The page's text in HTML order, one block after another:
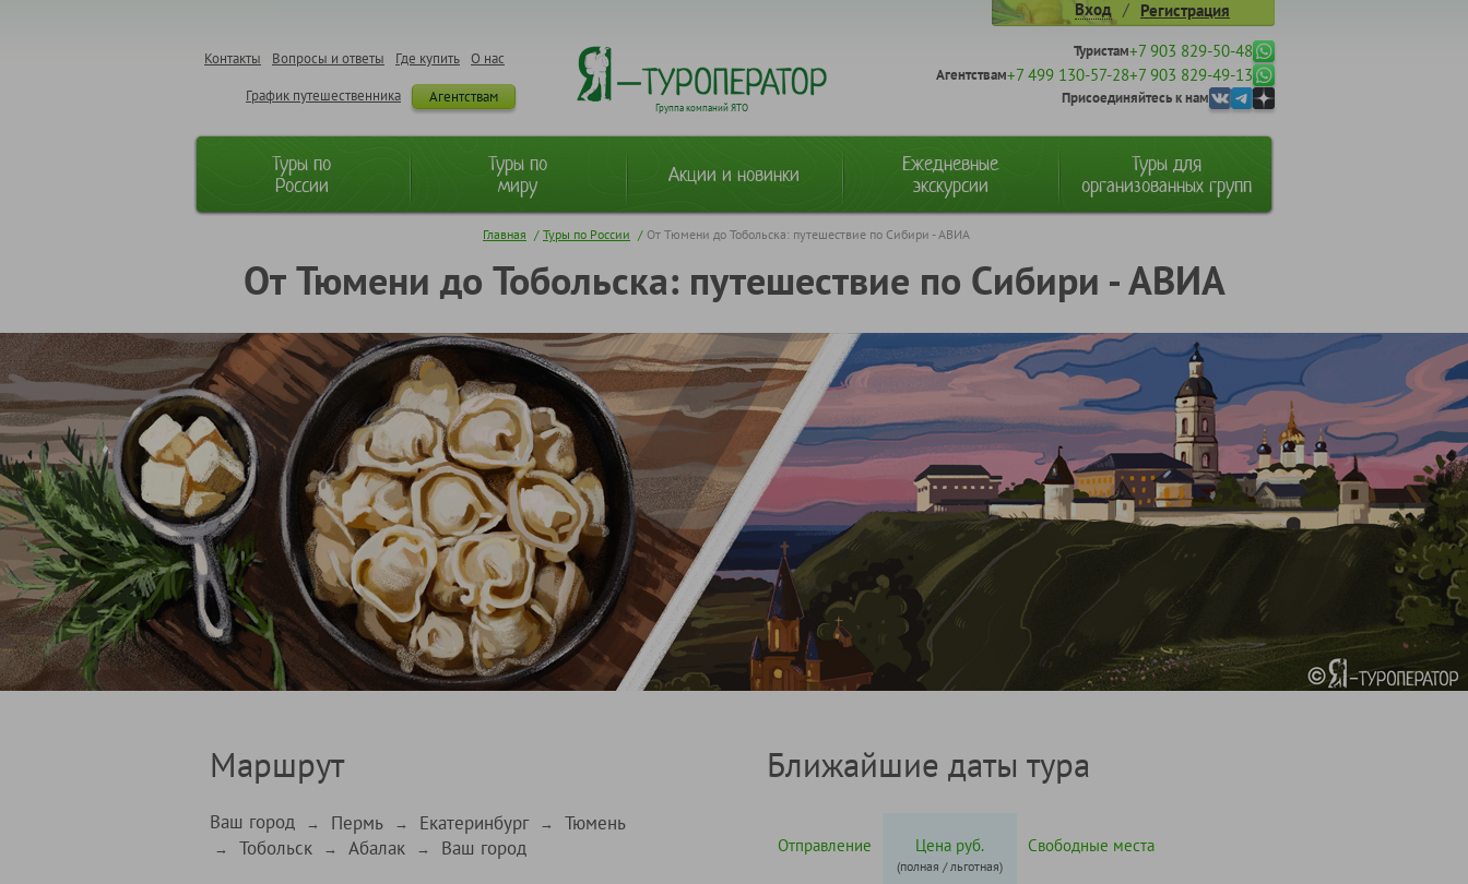
Вход / Регистрация
О нас
Где купить
Вопросы и ответы
Контакты
Агентствам
График путешественника
Группа компаний ЯТО
Туристам+7 903 829-50-48
Агентствам+7 499 130-57-28+7 903 829-49-13
Присоединяйтесь к нам
Туры по
России
Туры по
миру
Акции и новинки
Ежедневные
экскурсии
Туры для
организованных групп
Главная / Туры по России / От Тюмени до Тобольска: путешествие по Сибири - АВИА
От Тюмени до Тобольска: путешествие по Сибири - АВИА
Маршрут
Ваш город → Пермь → Екатеринбург → Тюмень
→ Тобольск → Абалак → Ваш город
Ближайшие даты тура
Отправление Цена руб.
(полная / льготная)
Свободные места